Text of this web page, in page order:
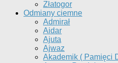
Złatogor
Odmiany ciemne
Admirał
Aidar
Ajuta
Ajwaz
Akademik ( Pamięci